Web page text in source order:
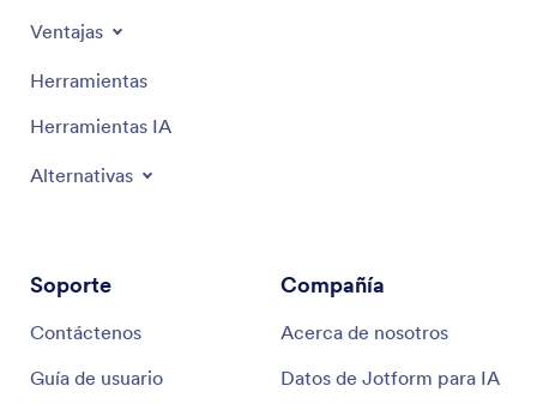
Ventajas
Herramientas
Herramientas IA
Alternativas
Soporte
Contáctenos
Guía de usuario
Compañía
Acerca de nosotros
Datos de Jotform para IA